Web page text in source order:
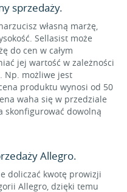
sprzedaży.
własną marżę,
Sellasist może
do cen w całym
jej wartość w zależności
Np. możliwe jest
produktu wynosi od 50
waha się w przedziale
skonfigurować dowolną
Allegro.
doliczać kwotę prowizji
Allegro, dzięki temu